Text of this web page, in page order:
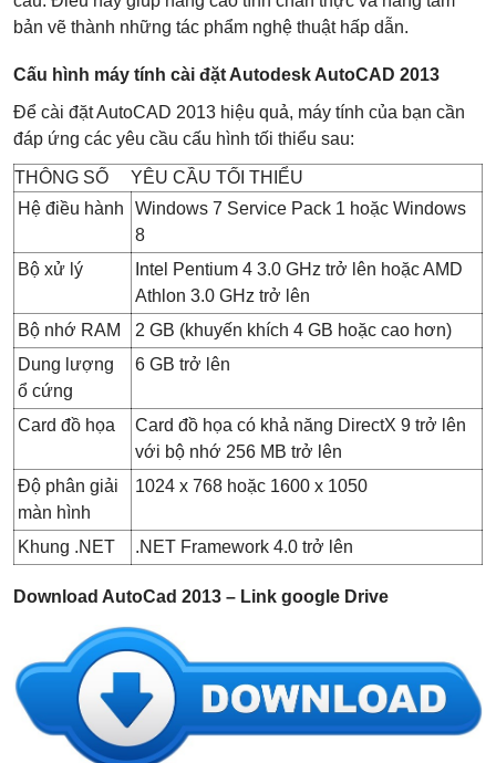
bản vẽ thành những tác phẩm nghệ thuật hấp dẫn.
Cấu hình máy tính cài đặt Autodesk AutoCAD 2013
Để cài đặt AutoCAD 2013 hiệu quả, máy tính của bạn cần
đáp ứng các yêu cầu cấu hình tối thiểu sau:
THÔNG SỐ
YÊU CẦU TỐI THIỂU
Hệ điều hành
Windows 7 Service Pack 1 hoặc Windows
8
Bộ xử lý
Intel Pentium 4 3.0 GHz trở lên hoặc AMD
Athlon 3.0 GHz trở lên
Bộ nhớ RAM
2 GB (khuyến khích 4 GB hoặc cao hơn)
Dung lượng
ổ cứng
6 GB trở lên
Card đồ họa
Card đồ họa có khả năng DirectX 9 trở lên
với bộ nhớ 256 MB trở lên
Độ phân giải
màn hình
1024 x 768 hoặc 1600 x 1050
Khung .NET .NET Framework 4.0 trở lên
Download AutoCad 2013 – Link google Drive